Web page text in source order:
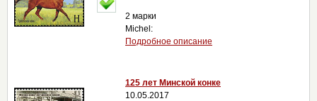
2 марки
Michel:
Подробное описание
125 лет Минской конке
10.05.2017